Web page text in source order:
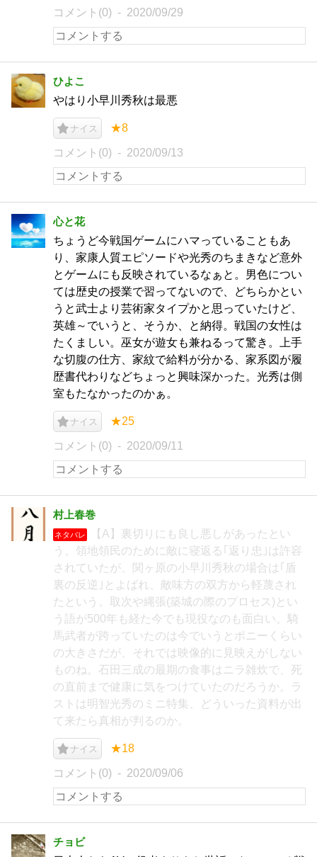
コメント(0) 2020/09/29
ひよこ
やはり小早川秀秋は最悪
ナイス ★8
コメント(0) 2020/09/13
心と花
ちょうど今戦国ゲームにハマっていることもあ
り、家康人質エピソードや光秀のちまきなど意外
とゲームにも反映されているなぁと。男色につい
ては歴史の授業で習ってないので、どちらかとい
うと武士より芸術家タイプかと思っていたけど、
英雄～でいうと、そうか、と納得。戦国の女性は
たくましい。巫女が遊女も兼ねるって驚き。上手
な切腹の仕方、家紋で給料が分かる、家系図が履
歴書代わりなどちょっと興味深かった。光秀は側
室もたなかったのかぁ。
ナイス ★25
コメント(0) 2020/09/11
村上春巻
ネタバレ
【A】裏切りにも良し悪しがあったとい
う。領地領民のために敵に寝返る｢返り忠｣は許容
されていたが、関ヶ原の小早川秀秋の場合は｢盾
裏の反逆｣とよばれ、敵味方の双方から軽蔑され
たという。取次や縄張(築城の際のプロセス)とい
う語が500年も経た今でも現役なのも面白い。騎
馬武者が跨っていたのは今でいうとポニーくらい
の大きさだが、それでは映像的に見映えがしない
ものね。石田三成の最期の食事はニラ雑炊で、死
の直前まで健康に気をつけていたのだろうか。ラ
ストは明智光秀のミニ特集、どういった資料が出
て来たら真相が判るのか。
ナイス ★18
コメント(0) 2020/09/06
チョビ